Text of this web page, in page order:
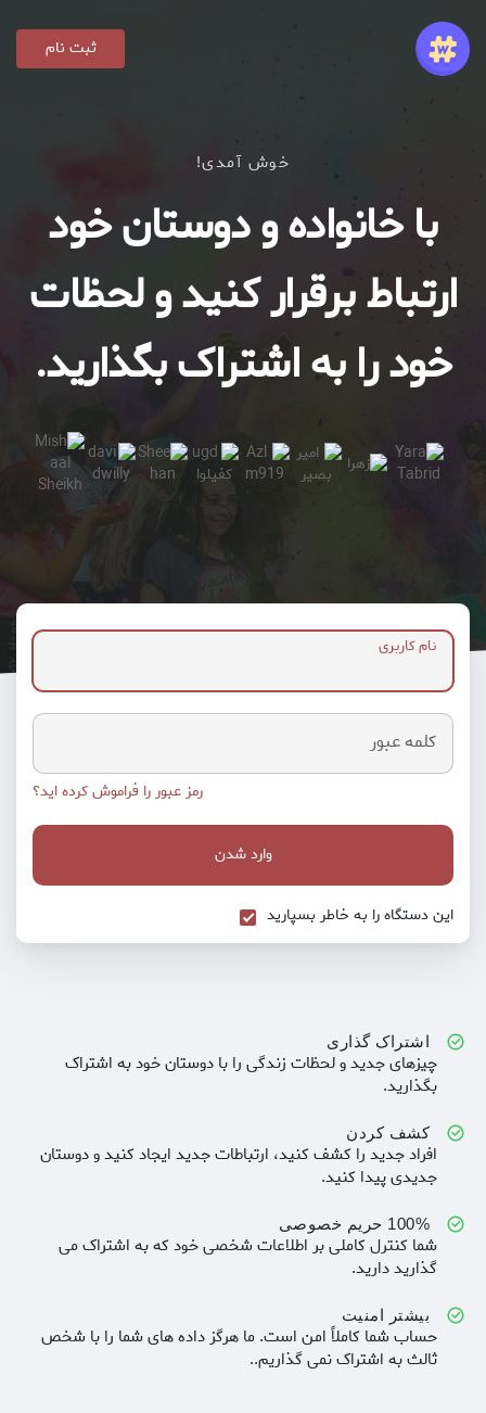
ثبت نام
خوش آمدی!
با خانواده و دوستان خود
ارتباط برقرار کنید و لحظات
خود را به اشتراک بگذارید.
نام کاربری
کلمه عبور
رمز عبور را فراموش کرده اید؟
وارد شدن
این دستگاه را به خاطر بسپارید
اشتراک گذاری
چیزهای جدید و لحظات زندگی را با دوستان خود به اشتراک
بگذارید.
کشف کردن
افراد جدید را کشف کنید، ارتباطات جدید ایجاد کنید و دوستان
جدیدی پیدا کنید.
100% حریم خصوصی
شما کنترل کاملی بر اطلاعات شخصی خود که به اشتراک می
گذارید دارید.
بیشتر امنیت
حساب شما کاملاً امن است. ما هرگز داده های شما را با شخص
ثالث به اشتراک نمی گذاریم..